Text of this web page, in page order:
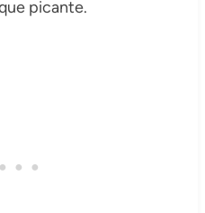
picante.